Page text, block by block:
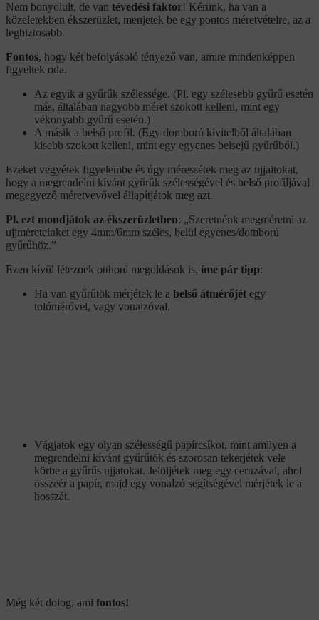
Nem bonyolult, de van tévedési faktor! Kérünk, ha van a
közeletekben ékszerüzlet, menjetek be egy pontos méretvételre, az a
legbiztosabb.
Fontos, hogy két befolyásoló tényező van, amire mindenképpen
figyeltek oda.
Az egyik a gyűrűk szélessége. (Pl. egy szélesebb gyűrű esetén
más, általában nagyobb méret szokott kelleni, mint egy
vékonyabb gyűrű esetén.)
A másik a belső profil. (Egy domború kivitelből általában
kisebb szokott kelleni, mint egy egyenes belsejű gyűrűből.)
Ezeket vegyétek figyelembe és úgy méressétek meg az ujjaitokat,
hogy a megrendelni kívánt gyűrűk szélességével és belső profiljával
megegyező méretvevővel állapítjátok meg azt.
Pl. ezt mondjátok az ékszerüzletben: „Szeretnénk megméretni az
ujjméreteinket egy 4mm/6mm széles, belül egyenes/domború
gyűrűhöz.”
Ezen kívül léteznek otthoni megoldások is, íme pár tipp:
Ha van gyűrűtök mérjétek le a belső átmérőjét egy
tolómérővel, vagy vonalzóval.
Vágjatok egy olyan szélességű papírcsíkot, mint amilyen a
megrendelni kívánt gyűrűtök és szorosan tekerjétek vele
körbe a gyűrűs ujjatokat. Jelöljétek meg egy ceruzával, ahol
összeér a papír, majd egy vonalzó segítségével mérjétek le a
hosszát.
Még két dolog, ami fontos!